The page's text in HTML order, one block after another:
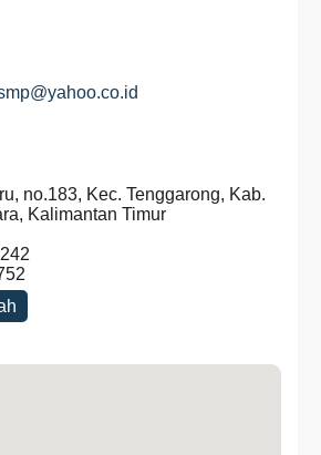
no.183, Kec. Tenggarong, Kab.
Kalimantan Timur